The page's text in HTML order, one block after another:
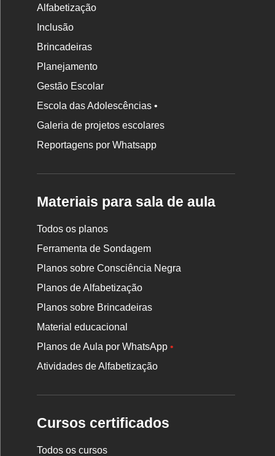
Alfabetização
Inclusão
Brincadeiras
Planejamento
Gestão Escolar
Escola das Adolescências •
Galeria de projetos escolares
Reportagens por Whatsapp
Materiais para sala de aula
Todos os planos
Ferramenta de Sondagem
Planos sobre Consciência Negra
Planos de Alfabetização
Planos sobre Brincadeiras
Material educacional
Planos de Aula por WhatsApp•
Atividades de Alfabetização
Cursos certificados
Todos os cursos